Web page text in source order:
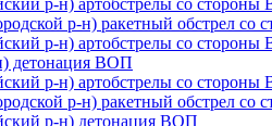
р-н) ракетный обстрел со
р-н) артобстрелы со
детонация ВОП
р-н) артобстрелы со
р-н) ракетный обстрел со
р-н) детонация ВОП